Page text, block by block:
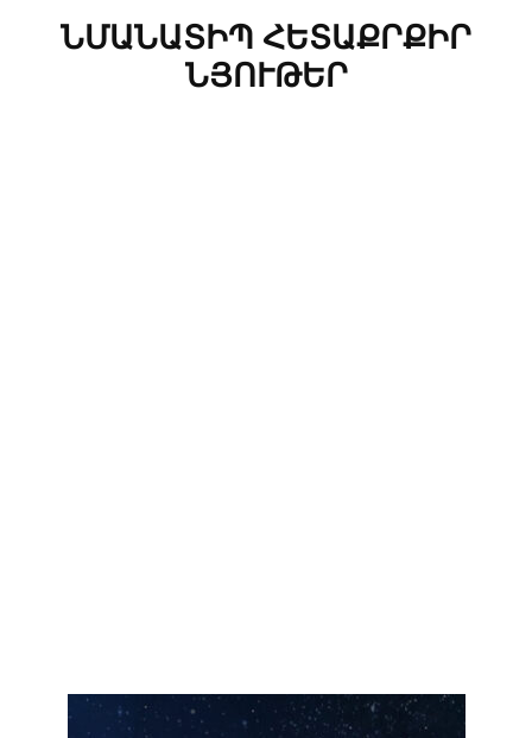
ՆՄԱՆԱՏԻՊ ՀԵՏԱՔՐՔԻՐ
ՆՅՈՒԹԵՐ